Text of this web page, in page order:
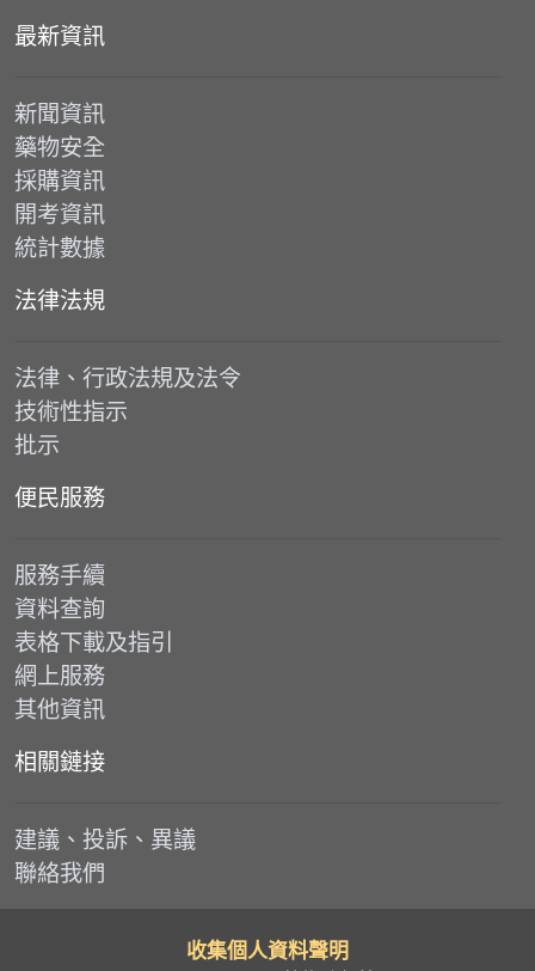
最新資訊
新聞資訊
藥物安全
採購資訊
開考資訊
統計數據
法律法規
法律、行政法規及法令
技術性指示
批示
便民服務
服務手續
資料查詢
表格下載及指引
網上服務
其他資訊
相關鏈接
建議、投訴、異議
聯絡我們
收集個人資料聲明